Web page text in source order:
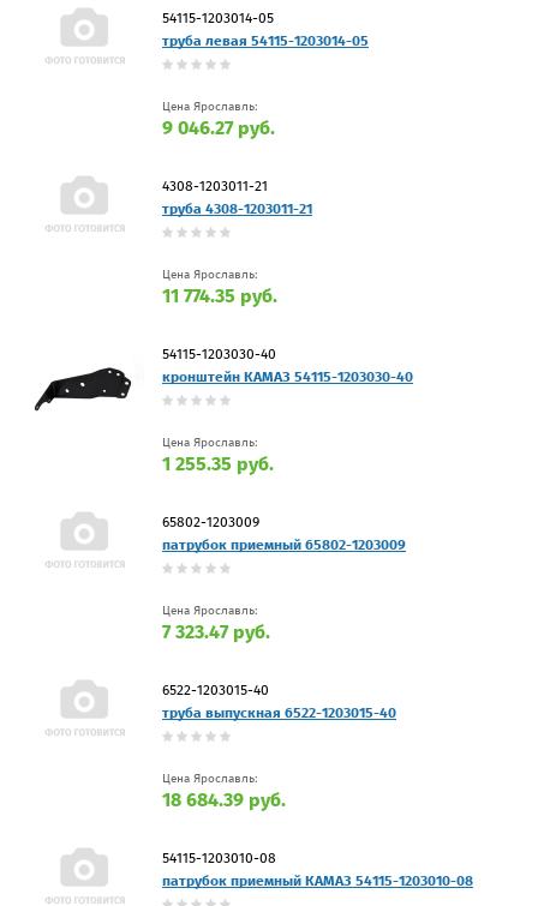
54115-1203014-05
труба левая 54115-1203014-05
Цена Ярославль:
9 046.27 руб.
4308-1203011-21
труба 4308-1203011-21
Цена Ярославль:
11 774.35 руб.
54115-1203030-40
кронштейн КАМАЗ 54115-1203030-40
Цена Ярославль:
1 255.35 руб.
65802-1203009
патрубок приемный 65802-1203009
Цена Ярославль:
7 323.47 руб.
6522-1203015-40
труба выпускная 6522-1203015-40
Цена Ярославль:
18 684.39 руб.
54115-1203010-08
патрубок приемный КАМАЗ 54115-1203010-08